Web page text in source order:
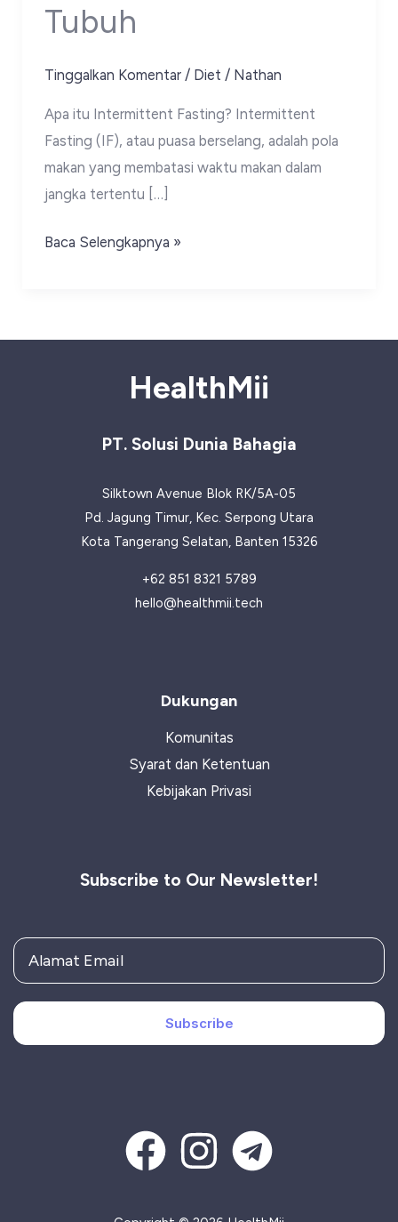
Tubuh
Tinggalkan Komentar / Diet / Nathan
Apa itu Intermittent Fasting? Intermittent
Fasting (IF), atau puasa berselang, adalah pola
makan yang membatasi waktu makan dalam
jangka tertentu […]
Intermittent
Baca Selengkapnya »
HealthMii
PT. Solusi Dunia Bahagia
Silktown Avenue Blok RK/5A-05
Pd. Jagung Timur, Kec. Serpong Utara
Kota Tangerang Selatan, Banten 15326
+62 851 8321 5789
hello@healthmii.tech
Dukungan
Komunitas
Syarat dan Ketentuan
Kebijakan Privasi
Subscribe to Our Newsletter!
Subscribe